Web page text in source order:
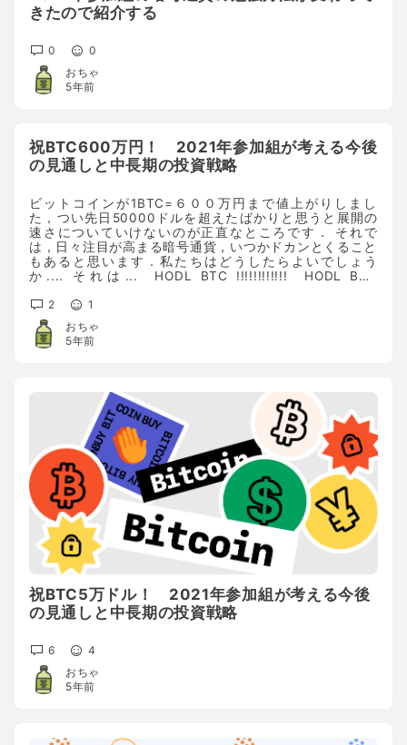
きたので紹介する
0
0
おちゃ
5年前
祝BTC600万円！ 2021年参加組が考える今後
の見通しと中長期の投資戦略
ビットコインが1BTC=６００万円まで値上がりしまし
た，つい先日50000ドルを超えたばかりと思うと展開の
速さについていけないのが正直なところです． それで
は，日々注目が高まる暗号通貨，いつかドカンとくること
もあると思います．私たちはどうしたらよいでしょう
か.... それは... HODL BTC !!!!!!!!!!!! HODL BTC
たかっただけです．５万ドル突破した時の記事はこちらな
のでそれで許してください...
2
1
おちゃ
5年前
祝BTC5万ドル！ 2021年参加組が考える今後
の見通しと中長期の投資戦略
6
4
おちゃ
5年前